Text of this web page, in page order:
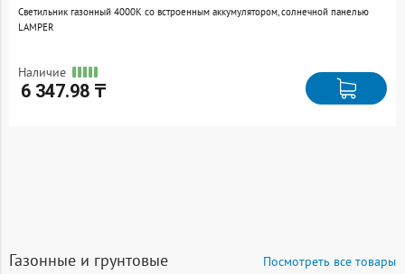
Светильник газонный 4000К со встроенным аккумулятором, солнечной панелью
LAMPER
Наличие
6 347.98 ₸
Газонные и грунтовые Посмотреть все товары